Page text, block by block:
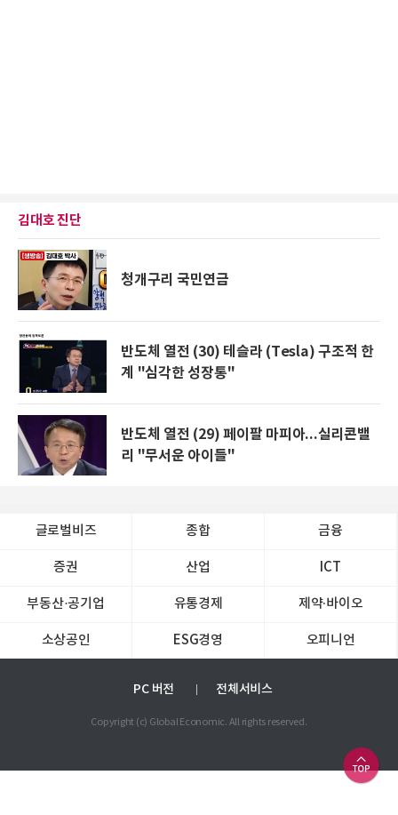
김대호 진단
청개구리 국민연금
반도체 열전 (30) 테슬라 (Tesla) 구조적 한
계 "심각한 성장통"
반도체 열전 (29) 페이팔 마피아...실리콘밸
리 "무서운 아이들"
글로벌비즈 종합 금융
증권 산업 ICT
부동산·공기업 유통경제 제약∙바이오
소상공인 ESG경영 오피니언
PC 버전 전체서비스
Copyright (c) Global Economic. All rights reserved.